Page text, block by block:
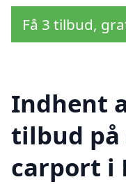
Få 3 tilbud,
Indhent
tilbud på
carport i